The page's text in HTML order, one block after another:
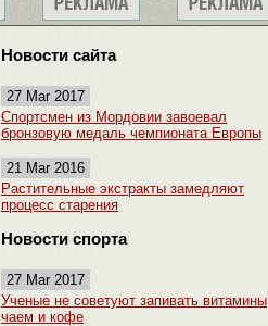
Новости сайта
27 Mar 2017
Спортсмен из Мордовии завоевал
бронзовую медаль чемпионата Европы
21 Mar 2016
Растительные экстракты замедляют
процесс старения
Новости спорта
27 Mar 2017
Ученые не советуют запивать витамины
чаем и кофе